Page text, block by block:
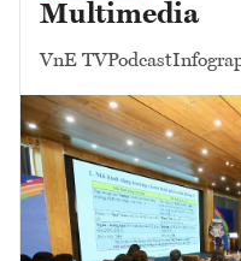
Multimedia
VnE TVPodcast